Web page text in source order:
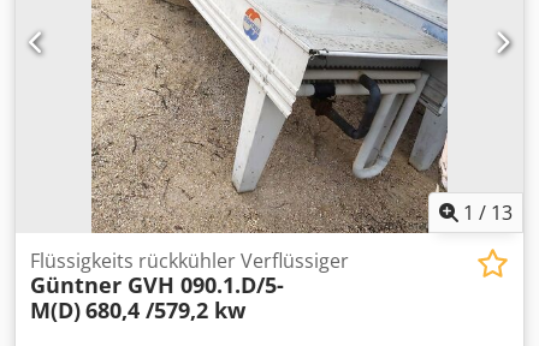
Nuttiefeneinstellung und Aktivierungsleuchte - 5,5 kW
Motor einschl. Stern Dreieckanlaufschalter -
Schnittlinienlaser Verfügbarkeit: kurzfristig Lagerort:
Flörsheim
IP23S Isolationsklasse : H Stromversorgungskabel :
4x3mm2 - 5 m Schweißen Einstellungsbereich : 3-400A
Einschaltdauer MIG/MAG - 40 °C: 40% - 400A 100% - 330A
Einschaltdauer MIG/MAG - 25 °C: 100% - 400A Ø
Drahtdurchmesser :1.0-1.2 mm (opz 0.6-1.6) Ø Fülldraht
:0.9 - 2.4 mm Ø Aluminiumdraht :0.8 -1.6 mm
Drahtgeschwindigkeit : 0.5 - 22.0 m/min Durchmesser der
Drahtspule:Ø 200/300 mm Fernregleranschluss : ja
1 / 13
Flüssigkeits rückkühler Verflüssiger
Güntner GVH 090.1.D/5-
M(D)680,4 /579,2 kw